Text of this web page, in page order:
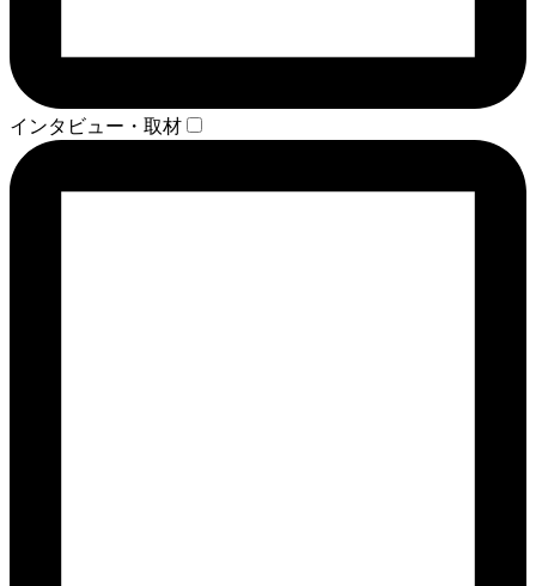
インタビュー・取材